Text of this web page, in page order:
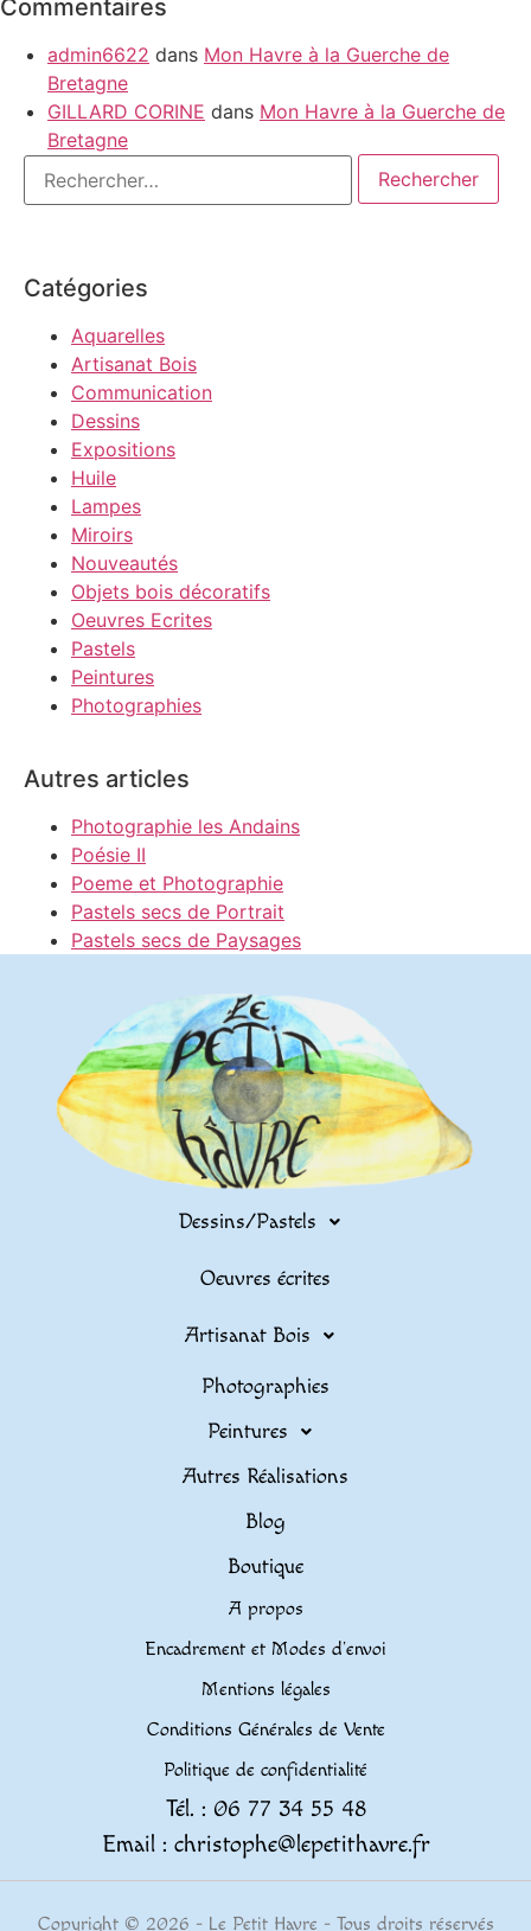
Commentaires
admin6622 dans Mon Havre à la Guerche de
Bretagne
GILLARD CORINE dans Mon Havre à la Guerche de
Bretagne
Catégories
Aquarelles
Artisanat Bois
Communication
Dessins
Expositions
Huile
Lampes
Miroirs
Nouveautés
Objets bois décoratifs
Oeuvres Ecrites
Pastels
Peintures
Photographies
Autres articles
Photographie les Andains
Poésie II
Poeme et Photographie
Pastels secs de Portrait
Pastels secs de Paysages
Dessins/Pastels
Oeuvres écrites
Artisanat Bois
Photographies
Peintures
Autres Réalisations
Blog
Boutique
A propos
Encadrement et Modes d’envoi
Mentions légales
Conditions Générales de Vente
Politique de confidentialité
Tél. : 06 77 34 55 48
Email : christophe@lepetithavre.fr
Copyright © 2026 - Le Petit Havre - Tous droits réservés